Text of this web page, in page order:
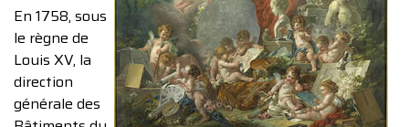
En 1758, sous
le règne de
Louis XV, la
direction
générale des